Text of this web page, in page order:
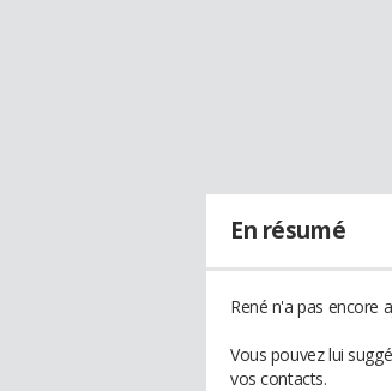
En résumé
René n'a pas encore
Vous pouvez lui
vos contacts.